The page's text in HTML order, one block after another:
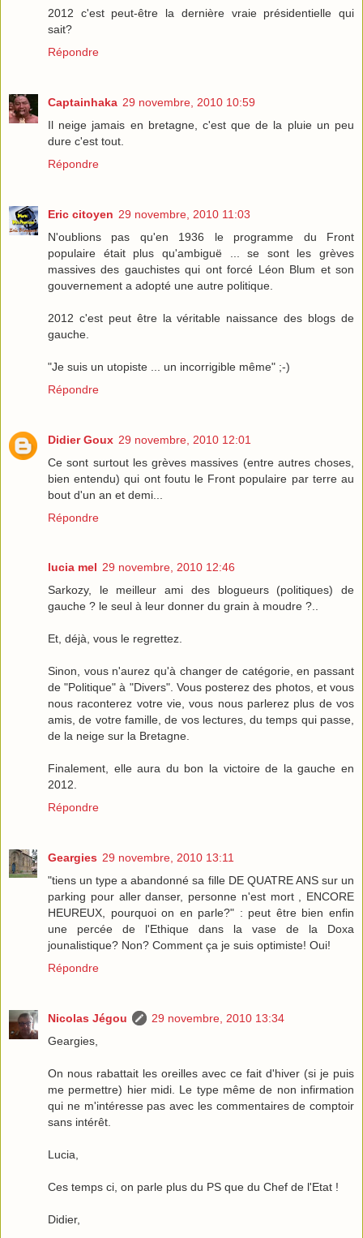
2012 c'est peut-être la dernière vraie présidentielle qui
sait?
Répondre
Captainhaka 29 novembre, 2010 10:59
Il neige jamais en bretagne, c'est que de la pluie un peu
dure c'est tout.
Répondre
Eric citoyen 29 novembre, 2010 11:03
N'oublions pas qu'en 1936 le programme du Front
populaire était plus qu'ambiguë ... se sont les grèves
massives des gauchistes qui ont forcé Léon Blum et son
gouvernement a adopté une autre politique.
2012 c'est peut être la véritable naissance des blogs de
gauche.
"Je suis un utopiste ... un incorrigible même" ;-)
Répondre
Didier Goux 29 novembre, 2010 12:01
Ce sont surtout les grèves massives (entre autres choses,
bien entendu) qui ont foutu le Front populaire par terre au
bout d'un an et demi...
Répondre
lucia mel 29 novembre, 2010 12:46
Sarkozy, le meilleur ami des blogueurs (politiques) de
gauche ? le seul à leur donner du grain à moudre ?..
Et, déjà, vous le regrettez.
Sinon, vous n'aurez qu'à changer de catégorie, en passant
de "Politique" à "Divers". Vous posterez des photos, et vous
nous raconterez votre vie, vous nous parlerez plus de vos
amis, de votre famille, de vos lectures, du temps qui passe,
de la neige sur la Bretagne.
Finalement, elle aura du bon la victoire de la gauche en
2012.
Répondre
Geargies 29 novembre, 2010 13:11
"tiens un type a abandonné sa fille DE QUATRE ANS sur un
parking pour aller danser, personne n'est mort , ENCORE
HEUREUX, pourquoi on en parle?" : peut être bien enfin
une percée de l'Ethique dans la vase de la Doxa
jounalistique? Non? Comment ça je suis optimiste! Oui!
Répondre
Nicolas Jégou
29 novembre, 2010 13:34
Geargies,
On nous rabattait les oreilles avec ce fait d'hiver (si je puis
me permettre) hier midi. Le type même de non infirmation
qui ne m'intéresse pas avec les commentaires de comptoir
sans intérêt.
Lucia,
Ces temps ci, on parle plus du PS que du Chef de l'Etat !
Didier,